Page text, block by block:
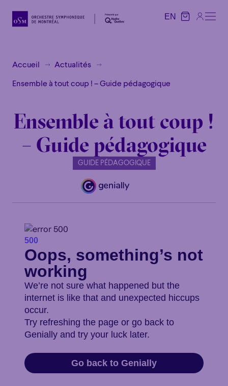
EN
Accueil Actualités
Ensemble à tout coup ! – Guide pédagogique
Ensemble à tout coup !
– Guide pédagogique
GUIDE PÉDAGOGIQUE